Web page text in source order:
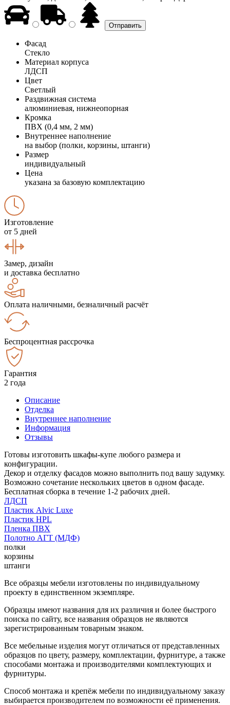
Фасад
Стекло
Материал корпуса
ЛДСП
Цвет
Светлый
Раздвижная система
алюминиевая, нижнеопорная
Кромка
ПВХ (0,4 мм, 2 мм)
Внутреннее наполнение
на выбор (полки, корзины, штанги)
Размер
индивидуальный
Цена
указана за базовую комплектацию
Изготовление
от 5 дней
Замер, дизайн
и доставка бесплатно
Оплата наличными, безналичный расчёт
Беспроцентная рассрочка
Гарантия
2 года
Описание
Отделка
Внутреннее наполнение
Информация
Отзывы
Готовы изготовить шкафы-купе любого размера и
конфигурации.
Декор и отделку фасадов можно выполнить под вашу задумку.
Возможно сочетание нескольких цветов в одном фасаде.
Бесплатная сборка в течение 1-2 рабочих дней.
ЛДСП
Пластик Alvic Luxe
Пластик HPL
Пленка ПВХ
Полотно АГТ (МДФ)
полки
корзины
штанги
Все образцы мебели изготовлены по индивидуальному
проекту в единственном экземпляре.
Образцы имеют названия для их различия и более быстрого
поиска по сайту, все названия образцов не являются
зарегистрированным товарным знаком.
Все мебельные изделия могут отличаться от представленных
образцов по цвету, размеру, комплектации, фурнитуре, а также
способами монтажа и производителями комплектующих и
фурнитуры.
Способ монтажа и крепёж мебели по индивидуальному заказу
выбирается производителем по возможности её применения.